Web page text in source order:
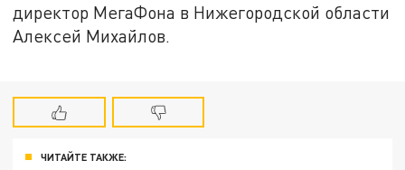
директор МегаФона в Нижегородской области
Алексей Михайлов.
ЧИТАЙТЕ ТАКЖЕ: